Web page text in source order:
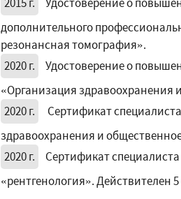
дополнительного
резонансная томография».
2020 г.
Удостоверение о
«Организация здравоохранения
2020 г.
Сертификат
здравоохранения и
2020 г.
Сертификат специалиста
«рентгенология». Действителен 5